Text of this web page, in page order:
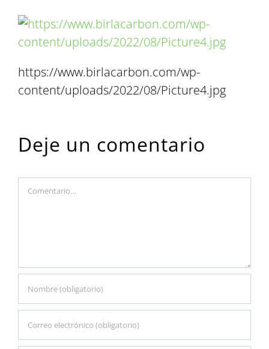
https://www.birlacarbon.com/wp-
content/uploads/2022/08/Picture4.jpg
Deje un comentario
Comment